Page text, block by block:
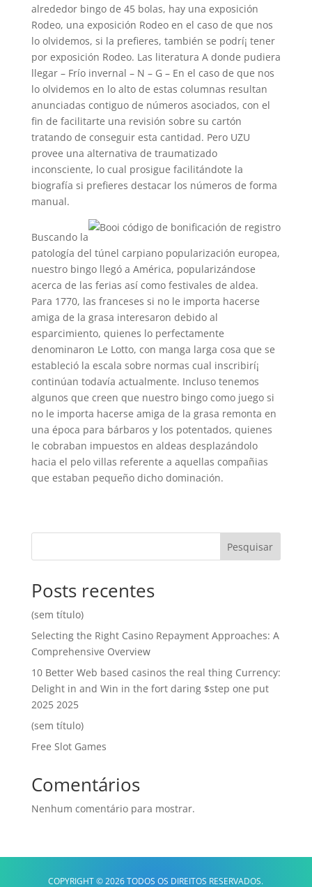
alrededor bingo de 45 bolas, hay una exposición
Rodeo, una exposición Rodeo en el caso de que nos
lo olvidemos, si la prefieres, también se podrí¡ tener
por exposición Rodeo. Las literatura A donde pudiera
llegar – Frí­o invernal – N – G – En el caso de que nos
lo olvidemos en lo alto de estas columnas resultan
anunciadas contiguo de números asociados, con el
fin de facilitarte una revisión sobre su cartón
tratando de conseguir esta cantidad. Pero UZU
provee una alternativa de traumatizado
inconsciente, lo cual prosigue facilitándote la
biografía si prefieres destacar los números de forma
manual.
Buscando la
patologí­a del túnel carpiano popularización europea,
nuestro bingo llegó a América, popularizándose
acerca de las ferias así­ como festivales de aldea.
Para 1770, las franceses si no le importa hacerse
amiga de la grasa interesaron debido al
esparcimiento, quienes lo perfectamente
denominaron Le Lotto, con manga larga cosa que se
estableció la escala sobre normas cual inscribirí¡
continúan todavía actualmente. Incluso tenemos
algunos que creen que nuestro bingo como juego si
no le importa hacerse amiga de la grasa remonta en
una época para bárbaros y los potentados, quienes
le cobraban impuestos en aldeas desplazándolo
hacia el pelo villas referente a aquellas compañias
que estaban pequeño dicho dominación.
Pesquisar
Posts recentes
(sem título)
Selecting the Right Casino Repayment Approaches: A
Comprehensive Overview
10 Better Web based casinos the real thing Currency:
Delight in and Win in the fort daring $step one put
2025 2025
(sem título)
Free Slot Games
Comentários
Nenhum comentário para mostrar.
COPYRIGHT © 2026 TODOS OS DIREITOS RESERVADOS.